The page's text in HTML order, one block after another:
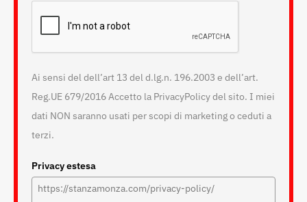
Ai sensi del dell’art 13 del d.lg.n. 196.2003 e dell’art.
Reg.UE 679/2016 Accetto la PrivacyPolicy del sito. I miei
dati NON saranno usati per scopi di marketing o ceduti a
terzi.
Privacy estesa